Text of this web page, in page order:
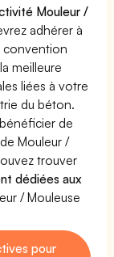
Mouleur /
adhérer à
convention
meilleure
liées à votre
du béton.
de
Mouleur /
trouver
dédiées aux
/ Mouleuse
pour